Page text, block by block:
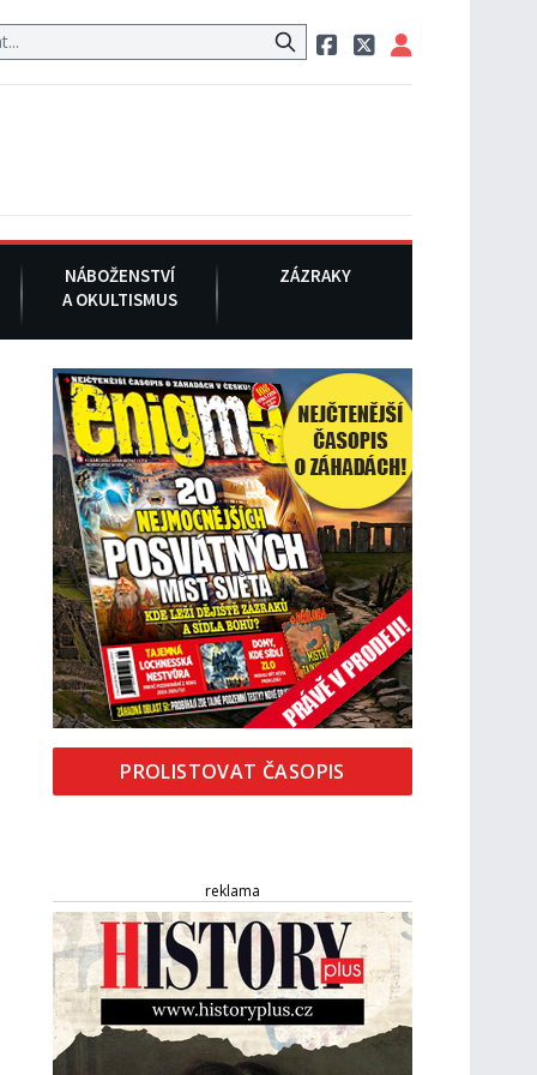
pak si na ulici zavolá taxi, nasedne do něj a už ho nikdy
NÁBOŽENSTVÍ
A OKULTISMUS
ZÁZRAKY
PROLISTOVAT ČASOPIS
reklama